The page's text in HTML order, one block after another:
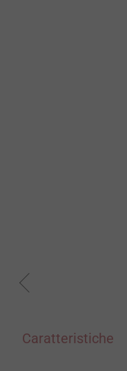
Caratteristiche